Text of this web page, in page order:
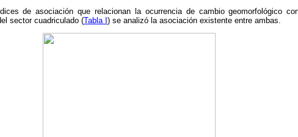
de asociación que relacionan la ocurrencia de cambio geomorfológico
sector cuadriculado (Tabla I ) se analizó la asociación existente entre ambas.